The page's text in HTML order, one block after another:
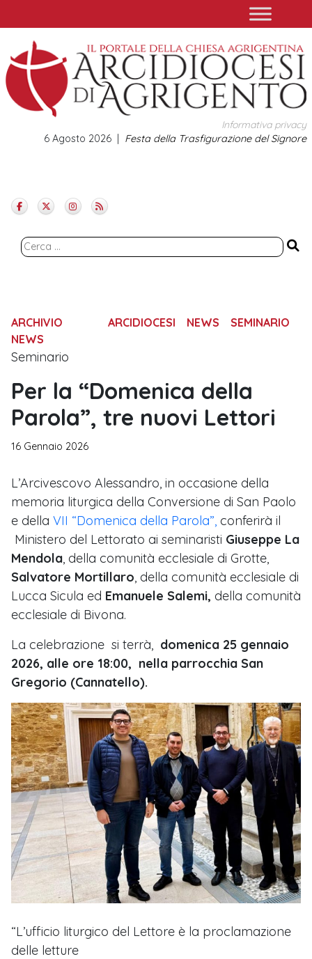
to
content
Informativa privacy
Festa della Trasfigurazione del Signore
6 Agosto 2026
Ricerca
ARCHIVIO
NEWS
ARCIDIOCESI NEWS SEMINARIO
Seminario
Per la “Domenica della
Parola”, tre nuovi Lettori
16 Gennaio 2026
L’Arcivescovo Alessandro, in occasione della
memoria liturgica della Conversione di San Paolo
e della VII “Domenica della Parola”, conferirà il
Ministero del Lettorato ai seminaristi Giuseppe La
Mendola, della comunità ecclesiale di Grotte,
Salvatore Mortillaro, della comunità ecclesiale di
Lucca Sicula ed Emanuele Salemi, della comunità
ecclesiale di Bivona.
La celebrazione si terrà, domenica 25 gennaio
2026, alle ore 18:00, nella parrocchia San
Gregorio (Cannatello).
“L’ufficio liturgico del Lettore è la proclamazione
delle letture